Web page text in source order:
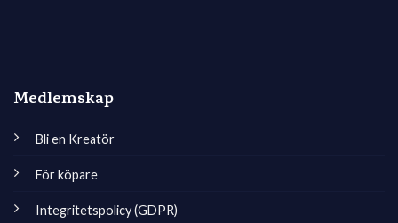
Medlemskap
Bli en Kreatör
För köpare
Integritetspolicy (GDPR)